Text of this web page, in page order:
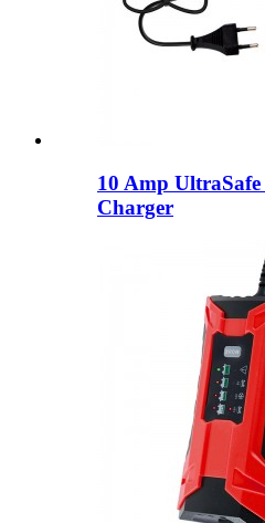
10 Amp
Charger